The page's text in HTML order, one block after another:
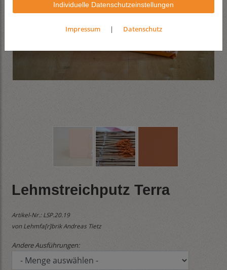
Lehmstreichputz Terra
Artikel-Nr.:LSP.20.19
von Lehmfa[r]brik Andreas Tietz
Andere Ausführungen:
Individuelle Datenschutzeinstellungen
Impressum | Datenschutz